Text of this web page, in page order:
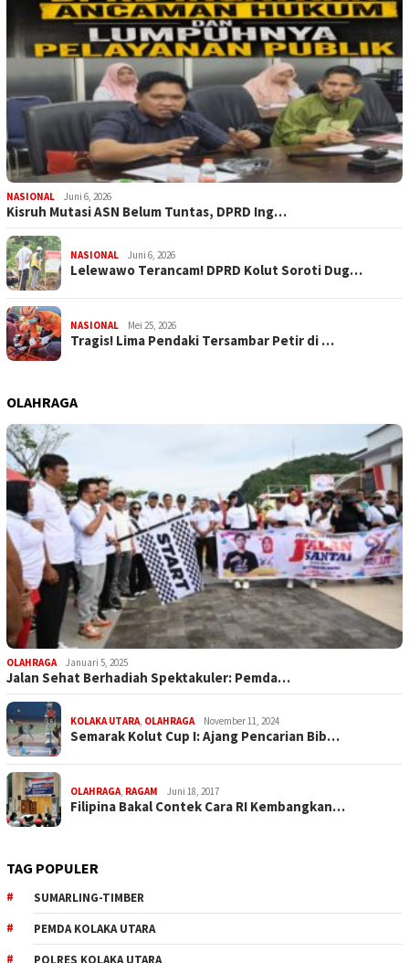
NASIONAL Juni 6, 2026
Kisruh Mutasi ASN Belum Tuntas, DPRD Ing…
NASIONAL Juni 6, 2026
Lelewawo Terancam! DPRD Kolut Soroti Dug…
NASIONAL Mei 25, 2026
Tragis! Lima Pendaki Tersambar Petir di …
OLAHRAGA
OLAHRAGA Januari 5, 2025
Jalan Sehat Berhadiah Spektakuler: Pemda…
KOLAKA UTARA OLAHRAGA November 11, 2024
Semarak Kolut Cup I: Ajang Pencarian Bib…
OLAHRAGA RAGAM Juni 18, 2017
Filipina Bakal Contek Cara RI Kembangkan…
TAG POPULER
SUMARLING-TIMBER
PEMDA KOLAKA UTARA
POLRES KOLAKA UTARA